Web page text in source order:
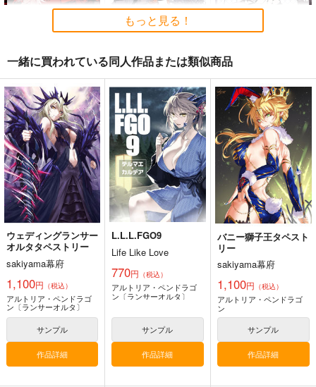
RED nankaAkanjino
OMNIBUS
ハイパーソニックソウ
ル
3,025円（税込）
Fate/Grand Order
カルナ
アルジュナ
サンプル
カート
GGG / EVENT QUES
T
仕立屋D
専売 473円（税込）
Fate/Grand Order
柳生但馬守宗矩
新宿のアーチャー
レジスタンスのライダー
サンプル
カート
悪縁
ぽむ屋
770円（税込）
Fate/Grand Order
マシュ・キリエライト
リリス
サンプル
カート
もっと見る！
一緒に買われている同人作品または類似商品
ウェディングランサー
オルタタペストリー
sakiyama幕府
1,100円 （税込）
アルトリア・ペンドラゴ
ン〔ランサーオルタ〕
サンプル
作品詳細
L.L.L.FGO9
Life Like Love
770円 （税込）
アルトリア・ペンドラゴ
ン〔ランサーオルタ〕
サンプル
作品詳細
バニー獅子王タペスト
リー
sakiyama幕府
1,100円 （税込）
アルトリア・ペンドラゴ
ン
サンプル
作品詳細